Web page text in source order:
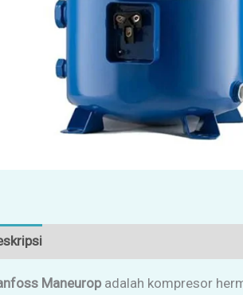
Maneurop adalah kompresor